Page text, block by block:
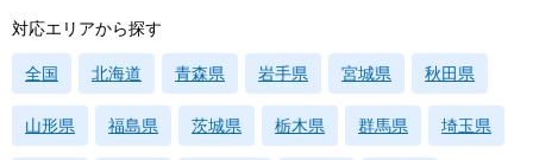
対応エリアから探す
全国 北海道 青森県 岩手県 宮城県 秋田県
山形県 福島県 茨城県 栃木県 群馬県 埼玉県